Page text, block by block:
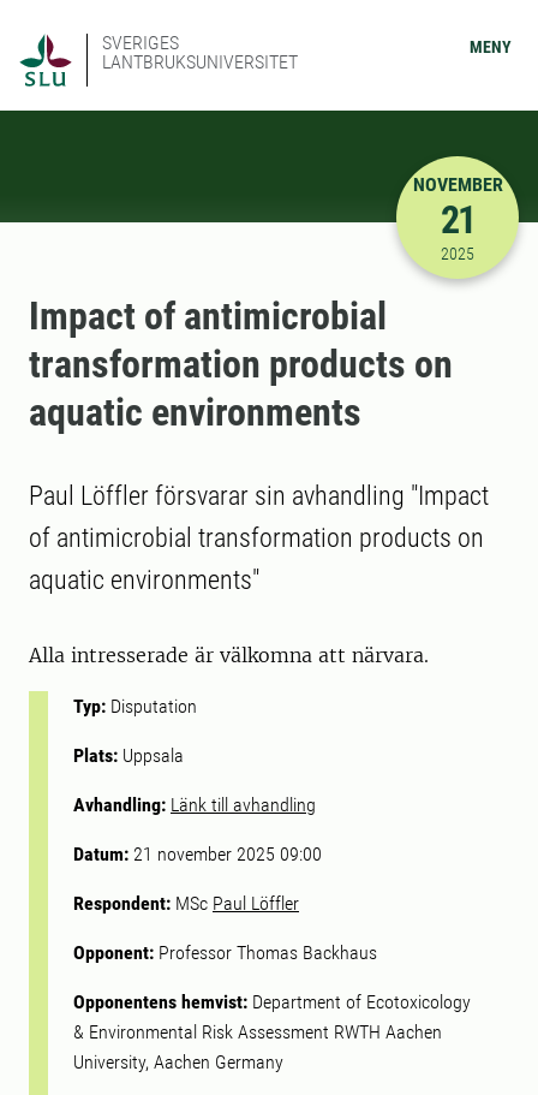
SVERIGES
LANTBRUKSUNIVERSITET
MENY
2025-11-
NOVEMBER
21
2025
Impact of antimicrobial
transformation products on
aquatic environments
Paul Löffler försvarar sin avhandling "Impact
of antimicrobial transformation products on
aquatic environments"
Alla intresserade är välkomna att närvara.
Typ: Disputation
Plats: Uppsala
Avhandling: Länk till avhandling
Datum: 21 november 2025 09:00
Respondent: MSc Paul Löffler
Opponent: Professor Thomas Backhaus
Opponentens hemvist: Department of Ecotoxicology
& Environmental Risk Assessment RWTH Aachen
University, Aachen Germany